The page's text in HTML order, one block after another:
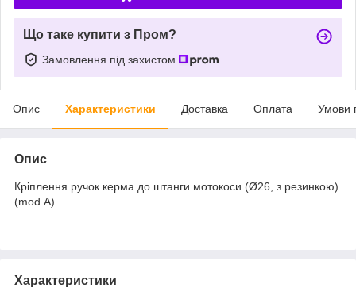
Що таке купити з Пром?
Замовлення під захистом
Опис Характеристики Доставка Оплата Умови
Опис
Кріплення ручок керма до штанги мотокоси (Ø26, з резинкою)
(mod.A).
Характеристики